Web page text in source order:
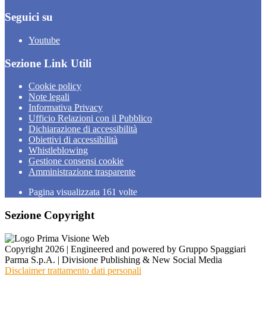
Seguici su
Youtube
Sezione Link Utili
Cookie policy
Note legali
Informativa Privacy
Ufficio Relazioni con il Pubblico
Dichiarazione di accessibilità
Obiettivi di accessibilità
Whistleblowing
Gestione consensi cookie
Amministrazione trasparente
Pagina visualizzata 161 volte
Sezione Copyright
Copyright 2026 | Engineered and powered by Gruppo Spaggiari
Parma S.p.A. | Divisione Publishing & New Social Media
Disclaimer trattamento dati personali